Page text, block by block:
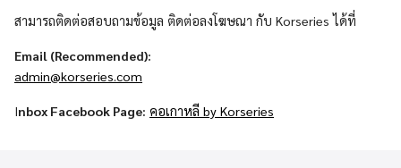
สามารถติดต่อสอบถามข้อมูล ติดต่อลงโฆษณา กับ Korseries ได้ที่
Email (Recommended):
admin@korseries.com
Inbox Facebook Page: คอเกาหลี by Korseries